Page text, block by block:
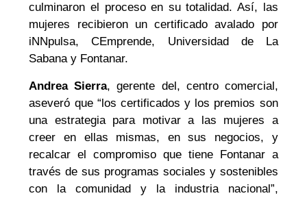
culminaron el proceso en su totalidad. Así, las
mujeres recibieron un certificado avalado por
iNNpulsa, CEmprende, Universidad de La
Sabana y Fontanar.
Andrea Sierra, gerente del, centro comercial,
aseveró que “los certificados y los premios son
una estrategia para motivar a las mujeres a
creer en ellas mismas, en sus negocios, y
recalcar el compromiso que tiene Fontanar a
través de sus programas sociales y sostenibles
con la comunidad y la industria nacional”,